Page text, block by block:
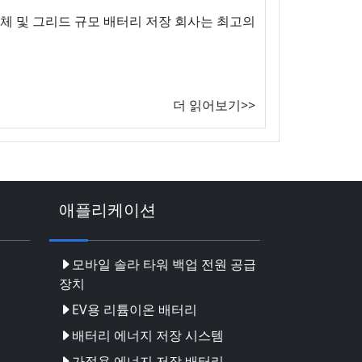
및 그리드 규모 배터리 저장 회사는 최고의
더 읽어보기>>
애플리케이션
모바일 솔라 타워 백업 전원 공급
장치
EV용 리튬이온 배터리
배터리 에너지 저장 시스템